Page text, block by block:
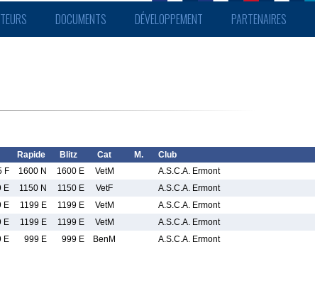
DOCUMENTS DÉVELOPPEMENT PARTENAIRES
Rapide Blitz Cat M.
Club
F 1600 N 1600 E VetM
A.S.C.A. Ermont
E 1150 N 1150 E VetF
A.S.C.A. Ermont
E 1199 E 1199 E VetM
A.S.C.A. Ermont
E 1199 E 1199 E VetM
A.S.C.A. Ermont
E 999 E 999 E BenM A.S.C.A. Ermont